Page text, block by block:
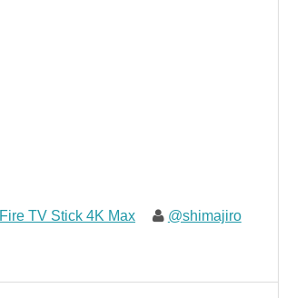
Fire TV Stick 4K Max @shimajiro